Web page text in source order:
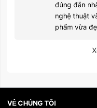
đúng đắn
nghệ thuật
phẩm vừa
VỀ CHÚNG TÔI